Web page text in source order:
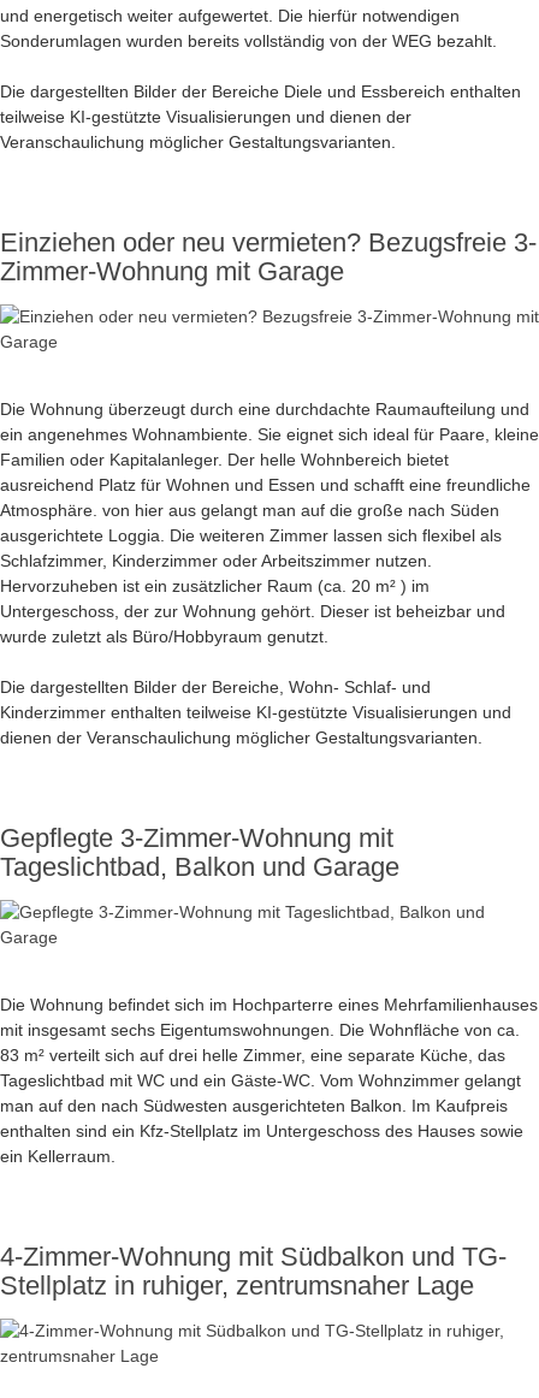
und energetisch weiter aufgewertet. Die hierfür notwendigen
Sonderumlagen wurden bereits vollständig von der WEG bezahlt.
Die dargestellten Bilder der Bereiche Diele und Essbereich enthalten
teilweise KI-gestützte Visualisierungen und dienen der
Veranschaulichung möglicher Gestaltungsvarianten.
Einziehen oder neu vermieten? Bezugsfreie 3-
Zimmer-Wohnung mit Garage
Die Wohnung überzeugt durch eine durchdachte Raumaufteilung und
ein angenehmes Wohnambiente. Sie eignet sich ideal für Paare, kleine
Familien oder Kapitalanleger. Der helle Wohnbereich bietet
ausreichend Platz für Wohnen und Essen und schafft eine freundliche
Atmosphäre. von hier aus gelangt man auf die große nach Süden
ausgerichtete Loggia. Die weiteren Zimmer lassen sich flexibel als
Schlafzimmer, Kinderzimmer oder Arbeitszimmer nutzen.
Hervorzuheben ist ein zusätzlicher Raum (ca. 20 m² ) im
Untergeschoss, der zur Wohnung gehört. Dieser ist beheizbar und
wurde zuletzt als Büro/Hobbyraum genutzt.
Die dargestellten Bilder der Bereiche, Wohn- Schlaf- und
Kinderzimmer enthalten teilweise KI-gestützte Visualisierungen und
dienen der Veranschaulichung möglicher Gestaltungsvarianten.
Gepflegte 3-Zimmer-Wohnung mit
Tageslichtbad, Balkon und Garage
Die Wohnung befindet sich im Hochparterre eines Mehrfamilienhauses
mit insgesamt sechs Eigentumswohnungen. Die Wohnfläche von ca.
83 m² verteilt sich auf drei helle Zimmer, eine separate Küche, das
Tageslichtbad mit WC und ein Gäste-WC. Vom Wohnzimmer gelangt
man auf den nach Südwesten ausgerichteten Balkon. Im Kaufpreis
enthalten sind ein Kfz-Stellplatz im Untergeschoss des Hauses sowie
ein Kellerraum.
4-Zimmer-Wohnung mit Südbalkon und TG-
Stellplatz in ruhiger, zentrumsnaher Lage